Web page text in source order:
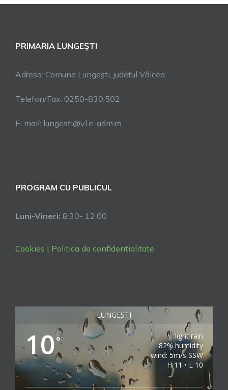
PRIMARIA LUNGEŞTI
Adresa: Comuna Lungești, judetul Vâlcea
Telefon/Fax: 0250-830.502
E-mail: lungesti@vl.e-adm.ro
PROGRAM CU PUBLICUL
Luni-Vineri: 8:30- 12:00
Cookies | Politica de confidentialitate
LUNGESTI
10°
light rain
82% humidity
wind: 5m/s SSW
H 11 • L 10